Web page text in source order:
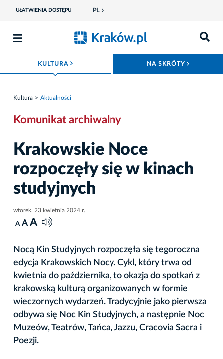
UŁATWIENIA DOSTĘPU PL
KULTURA ROZWIŃ MENU NA SKRÓTY
Kultura Aktualności
Komunikat archiwalny
Krakowskie Noce
rozpoczęły się w kinach
studyjnych
wtorek, 23 kwietnia 2024 r.
A A A
Nocą Kin Studyjnych rozpoczęła się tegoroczna
edycja Krakowskich Nocy. Cykl, który trwa od
kwietnia do października, to okazja do spotkań z
krakowską kulturą organizowanych w formie
wieczornych wydarzeń. Tradycyjnie jako pierwsza
odbywa się Noc Kin Studyjnych, a następnie Noc
Muzeów, Teatrów, Tańca, Jazzu, Cracovia Sacra i
Poezji.